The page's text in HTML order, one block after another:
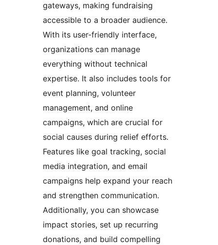
gateways, making fundraising
accessible to a broader audience.
With its user-friendly interface,
organizations can manage
everything without technical
expertise. It also includes tools for
event planning, volunteer
management, and online
campaigns, which are crucial for
social causes during relief efforts.
Features like goal tracking, social
media integration, and email
campaigns help expand your reach
and strengthen communication.
Additionally, you can showcase
impact stories, set up recurring
donations, and build compelling